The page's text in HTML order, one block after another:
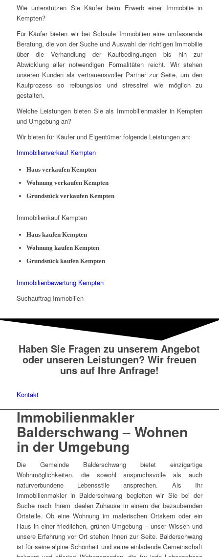
Wie unterstützen Sie Käufer beim Erwerb einer Immobilie in
Kempten?
Für Käufer bieten wir bei Schaule Immobilien eine umfassende
Beratung, die von der Suche und Auswahl der richtigen Immobilie
über die Verhandlung der Kaufbedingungen bis hin zur
Abwicklung aller notwendigen Formalitäten reicht. Wir stehen
unseren Kunden als vertrauensvoller Partner zur Seite, um den
Kaufprozess so reibungslos und stressfrei wie möglich zu
gestalten.
Welche Leistungen bieten Sie als Immobilienmakler in Kempten
und Umgebung an?
Wir bieten für Käufer und Eigentümer folgende Leistungen an:
Immobilienverkauf Kempten
Haus verkaufen Kempten
Wohnung verkaufen Kempten
Grundstück verkaufen Kempten
Immobilienkauf Kempten
Haus kaufen Kempten
Wohnung kaufen Kempten
Grundstück kaufen Kempten
Immobilienbewertung Kempten
Suchauftrag Immobilien
Haben Sie Fragen zu unserem Angebot
oder unseren Leistungen? Wir freuen
uns auf Ihre Anfrage!
Kontakt
Immobilienmakler
Balderschwang – Wohnen
in der Umgebung
Die Gemeinde Balderschwang bietet einzigartige
Wohnmöglichkeiten, die sowohl anspruchsvolle als auch
naturverbundene Lebensstile ansprechen. Als Ihr
Immobilienmakler in Balderschwang begleiten wir Sie bei der
Suche nach Ihrem idealen Zuhause in einem der bezaubernden
Ortsteile. Ob eine Wohnung im malerischen Ortskern oder ein
Haus in einer friedlichen, grünen Umgebung – unser Wissen und
unsere Erfahrung vor Ort stehen Ihnen zur Seite. Balderschwang
ist für seine alpine Schönheit und seine einladende Gemeinschaft